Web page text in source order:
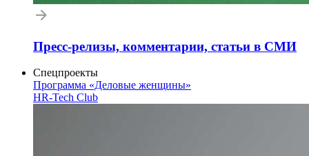
Пресс-релизы, комментарии, статьи в СМИ
Спецпроекты
Программа «Деловые женщины»
HR-Tech Club